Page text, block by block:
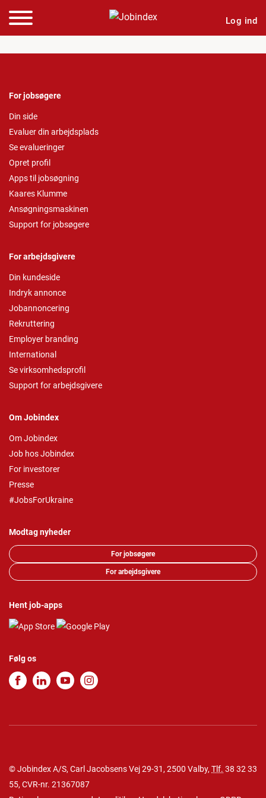
Log ind
For jobsøgere
Din side
Evaluer din arbejdsplads
Se evalueringer
Opret profil
Apps til jobsøgning
Kaares Klumme
Ansøgningsmaskinen
Support for jobsøgere
For arbejdsgivere
Din kundeside
Indryk annonce
Jobannoncering
Rekruttering
Employer branding
International
Se virksomhedsprofil
Support for arbejdsgivere
Om Jobindex
Om Jobindex
Job hos Jobindex
For investorer
Presse
#JobsForUkraine
Modtag nyheder
For jobsøgere
For arbejdsgivere
Hent job-apps
Følg os
© Jobindex A/S, Carl Jacobsens Vej 29-31, 2500 Valby, Tlf. 38 32 33
55, CVR-nr. 21367087